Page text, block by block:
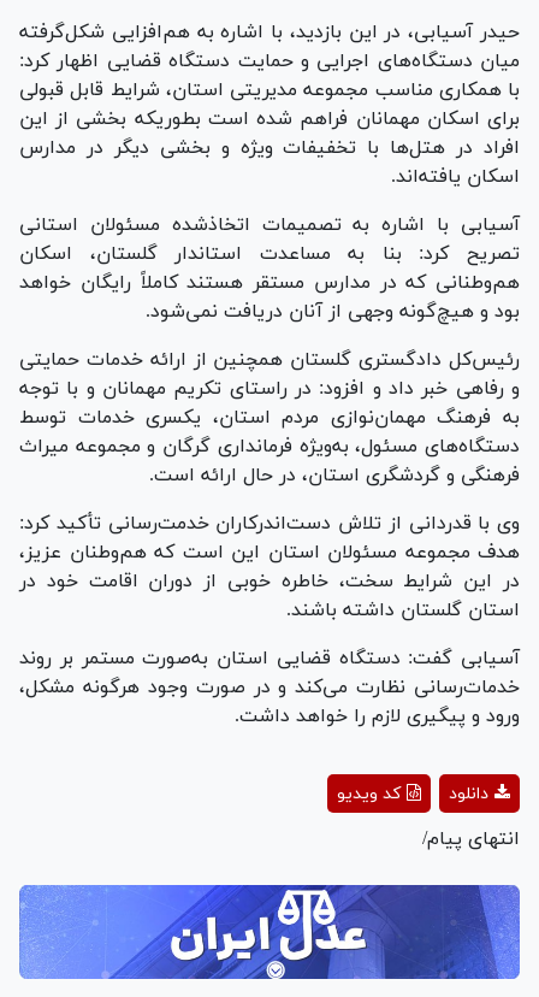
حیدر آسیابی، در این بازدید، با اشاره به هم‌افزایی شکل‌گرفته
میان دستگاه‌های اجرایی و حمایت دستگاه قضایی اظهار کرد:
با همکاری مناسب مجموعه مدیریتی استان، شرایط قابل قبولی
برای اسکان مهمانان فراهم شده است بطوریکه بخشی از این
افراد در هتل‌ها با تخفیفات ویژه و بخشی دیگر در مدارس
اسکان یافته‌اند.
آسیابی با اشاره به تصمیمات اتخاذشده مسئولان استانی
تصریح کرد: بنا به مساعدت استاندار گلستان، اسکان
هم‌وطنانی که در مدارس مستقر هستند کاملاً رایگان خواهد
بود و هیچ‌گونه وجهی از آنان دریافت نمی‌شود.
رئیس‌کل دادگستری گلستان همچنین از ارائه خدمات حمایتی
و رفاهی خبر داد و افزود: در راستای تکریم مهمانان و با توجه
به فرهنگ مهمان‌نوازی مردم استان، یکسری خدمات توسط
دستگاه‌های مسئول، به‌ویژه فرمانداری گرگان و مجموعه میراث
فرهنگی و گردشگری استان، در حال ارائه است.
وی با قدردانی از تلاش دست‌اندرکاران خدمت‌رسانی تأکید کرد:
هدف مجموعه مسئولان استان این است که هم‌وطنان عزیز،
در این شرایط سخت، خاطره خوبی از دوران اقامت خود در
استان گلستان داشته باشند.
آسیابی گفت: دستگاه قضایی استان به‌صورت مستمر بر روند
خدمات‌رسانی نظارت می‌کند و در صورت وجود هرگونه مشکل،
ورود و پیگیری لازم را خواهد داشت.
Playکد ویدیو دانلود
انتهای پیام/